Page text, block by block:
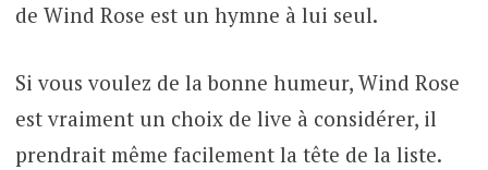
de Wind Rose est un hymne à lui seul.
Si vous voulez de la bonne humeur, Wind Rose
est vraiment un choix de live à considérer, il
prendrait même facilement la tête de la liste.